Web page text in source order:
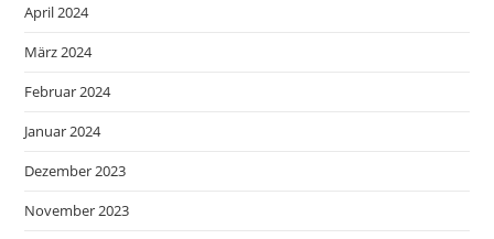
April 2024
März 2024
Februar 2024
Januar 2024
Dezember 2023
November 2023